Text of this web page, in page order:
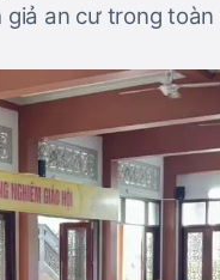
giả an cư trong toàn